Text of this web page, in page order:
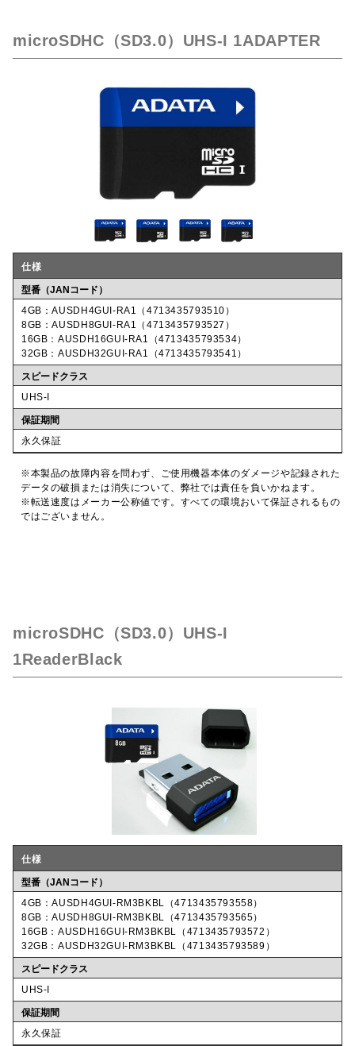
microSDHC（SD3.0）UHS-I 1ADAPTER
仕様
型番（JANコード）
4GB：AUSDH4GUI-RA1（4713435793510）
8GB：AUSDH8GUI-RA1（4713435793527）
16GB：AUSDH16GUI-RA1（4713435793534）
32GB：AUSDH32GUI-RA1（4713435793541）
スピードクラス
UHS-I
保証期間
永久保証
※本製品の故障内容を問わず、ご使用機器本体のダメージや記録された
データの破損または消失について、弊社では責任を負いかねます。
※転送速度はメーカー公称値です。すべての環境おいて保証されるもの
ではございません。
microSDHC（SD3.0）UHS-I
1ReaderBlack
仕様
型番（JANコード）
4GB：AUSDH4GUI-RM3BKBL（4713435793558）
8GB：AUSDH8GUI-RM3BKBL（4713435793565）
16GB：AUSDH16GUI-RM3BKBL（4713435793572）
32GB：AUSDH32GUI-RM3BKBL（4713435793589）
スピードクラス
UHS-I
保証期間
永久保証